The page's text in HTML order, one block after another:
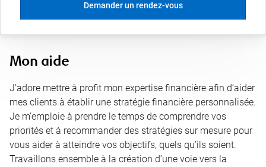
Demander un rendez-vous
Mon aide
J’adore mettre à profit mon expertise financière afin d’aider
mes clients à établir une stratégie financière personnalisée.
Je m’emploie à prendre le temps de comprendre vos
priorités et à recommander des stratégies sur mesure pour
vous aider à atteindre vos objectifs, quels qu’ils soient.
Travaillons ensemble à la création d’une voie vers la